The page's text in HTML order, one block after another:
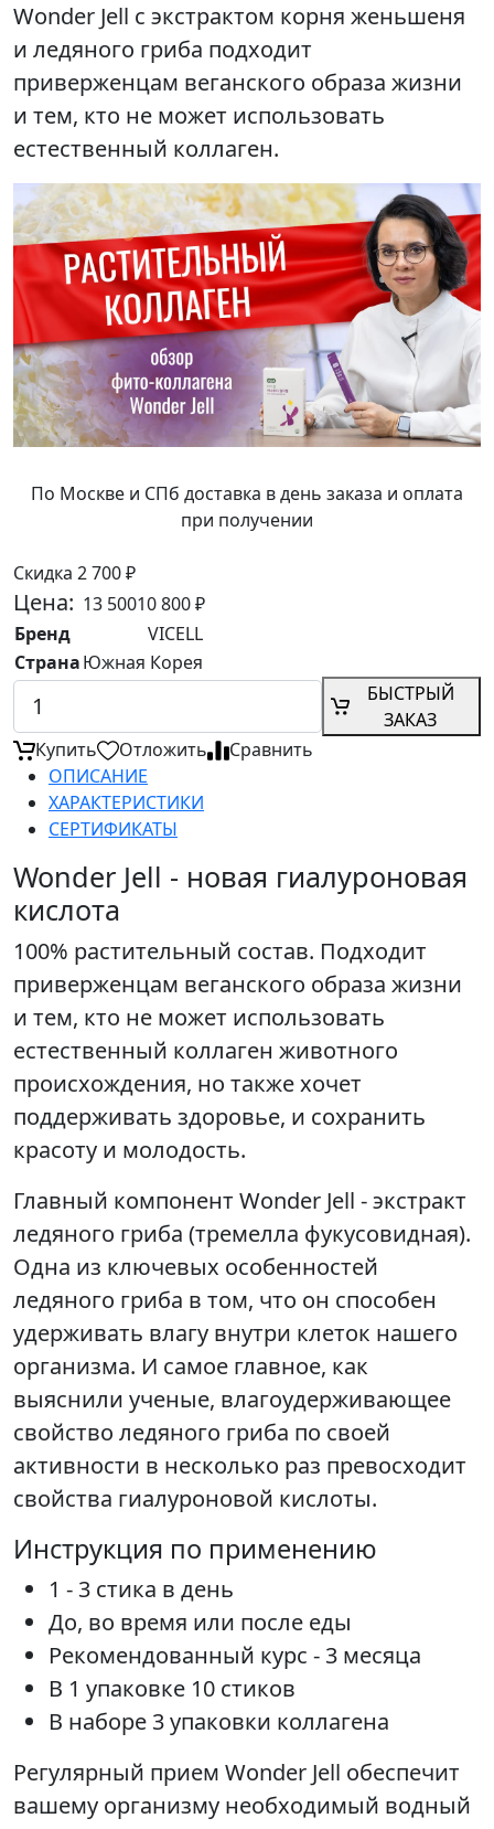
Wonder Jell с экстрактом корня женьшеня
и ледяного гриба подходит
приверженцам веганского образа жизни
и тем, кто не может использовать
естественный коллаген.
По Москве и СПб доставка в день заказа и оплата
при получении
Скидка 2 700 ₽
Цена: 13 50010 800₽
Бренд
VICELL
СтранаЮжная Корея
БЫСТРЫЙ
ЗАКАЗ
Купить
Отложить
Сравнить
ОПИСАНИЕ
ХАРАКТЕРИСТИКИ
СЕРТИФИКАТЫ
Wonder Jell - новая гиалуроновая
кислота
100% растительный состав. Подходит
приверженцам веганского образа жизни
и тем, кто не может использовать
естественный коллаген животного
происхождения, но также хочет
поддерживать здоровье, и сохранить
красоту и молодость.
Главный компонент Wonder Jell - экстракт
ледяного гриба (тремелла фукусовидная).
Одна из ключевых особенностей
ледяного гриба в том, что он способен
удерживать влагу внутри клеток нашего
организма. И самое главное, как
выяснили ученые, влагоудерживающее
свойство ледяного гриба по своей
активности в несколько раз превосходит
свойства гиалуроновой кислоты.
Инструкция по применению
1 - 3 стика в день
До, во время или после еды
Рекомендованный курс - 3 месяца
В 1 упаковке 10 стиков
В наборе 3 упаковки коллагена
Регулярный прием Wonder Jell обеспечит
вашему организму необходимый водный